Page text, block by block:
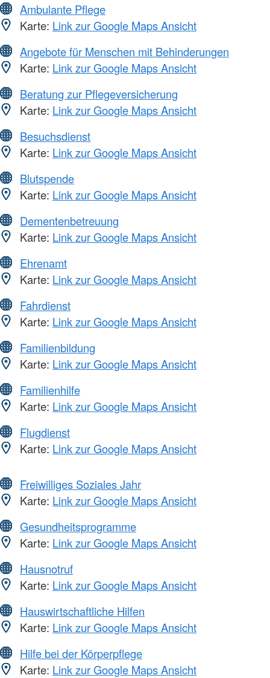
Ambulante Pflege
Karte: Link zur Google Maps Ansicht
Angebote für Menschen mit Behinderungen
Karte: Link zur Google Maps Ansicht
Beratung zur Pflegeversicherung
Karte: Link zur Google Maps Ansicht
Besuchsdienst
Karte: Link zur Google Maps Ansicht
Blutspende
Karte: Link zur Google Maps Ansicht
Dementenbetreuung
Karte: Link zur Google Maps Ansicht
Ehrenamt
Karte: Link zur Google Maps Ansicht
Fahrdienst
Karte: Link zur Google Maps Ansicht
Familienbildung
Karte: Link zur Google Maps Ansicht
Familienhilfe
Karte: Link zur Google Maps Ansicht
Flugdienst
Karte: Link zur Google Maps Ansicht
Freiwilliges Soziales Jahr
Karte: Link zur Google Maps Ansicht
Gesundheitsprogramme
Karte: Link zur Google Maps Ansicht
Hausnotruf
Karte: Link zur Google Maps Ansicht
Hauswirtschaftliche Hilfen
Karte: Link zur Google Maps Ansicht
Hilfe bei der Körperpflege
Karte: Link zur Google Maps Ansicht